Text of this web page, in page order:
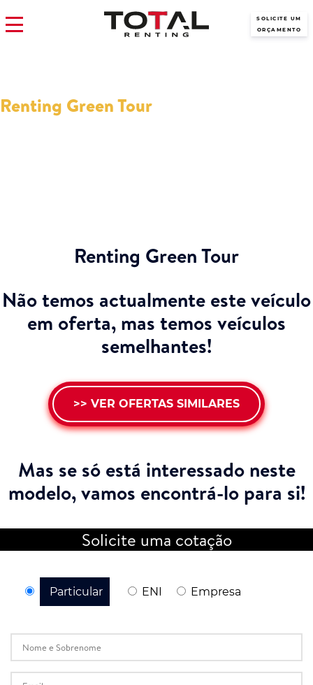
SOLICITE UM
ORÇAMENTO
Renting Green Tour
Renting Green Tour
Não temos actualmente este veículo
em oferta, mas temos veículos
semelhantes!
>> VER OFERTAS SIMILARES
Mas se só está interessado neste
modelo,vamos encontrá-lo para si!
Solicite uma cotação
Particular ENI Empresa